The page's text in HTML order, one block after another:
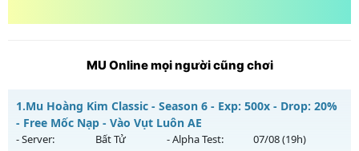
MU Online mọi người cũng chơi
1.Mu Hoàng Kim Classic - Season 6 - Exp: 500x - Drop: 20%
- Free Mốc Nạp - Vào Vụt Luôn AE
- Server: Bất Tử - Alpha Test: 07/08(19h)